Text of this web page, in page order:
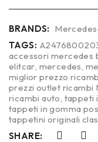
BRANDS:
TAGS:
accessori mercedes
elitcar, mercedes,
miglior prezzo
prezzi outlet ricambi
ricambi auto, tappeti
tappeti in gomma
tappetini originali
SHARE: